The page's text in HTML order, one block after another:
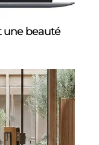
une beauté